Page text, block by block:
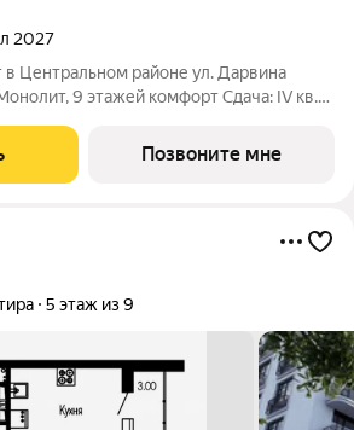
2027
и парком им. Глинки. Преимущества:
Позвоните мне
5 этаж из 9